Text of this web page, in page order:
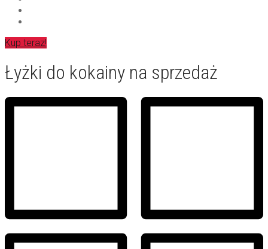
Kup teraz!
Łyżki do kokainy na sprzedaż